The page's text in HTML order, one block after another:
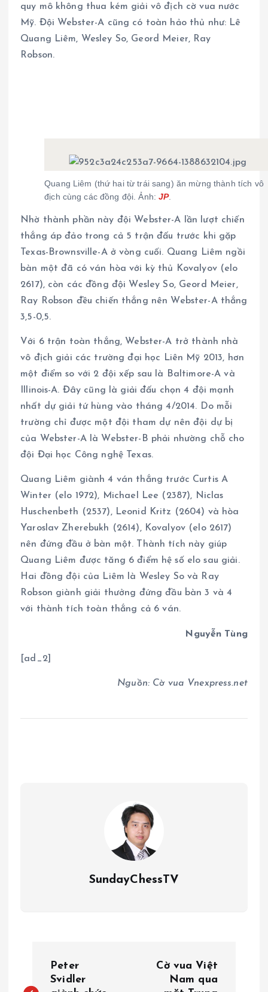
quy mô không thua kém giải vô địch cờ vua nước
Mỹ. Đội Webster-A cũng có toàn hảo thủ như: Lê
Quang Liêm, Wesley So, Geord Meier, Ray
Robson.
Quang Liêm (thứ hai từ trái sang) ăn mừng thành tích vô
địch cùng các đồng đội. Ảnh:JP.
Nhờ thành phần này đội Webster-A lần lượt chiến
thắng áp đảo trong cả 5 trận đấu trước khi gặp
Texas-Brownsville-A ở vòng cuối. Quang Liêm ngồi
bàn một đã có ván hòa với kỳ thủ Kovalyov (elo
2617), còn các đồng đội Wesley So, Geord Meier,
Ray Robson đều chiến thắng nên Webster-A thắng
3,5-0,5.
Với 6 trận toàn thắng, Webster-A trở thành nhà
vô địch giải các trường đại học Liên Mỹ 2013, hơn
một điểm so với 2 đội xếp sau là Baltimore-A và
Illinois-A. Đây cũng là giải đấu chọn 4 đội mạnh
nhất dự giải tứ hùng vào tháng 4/2014. Do mỗi
trường chỉ được một đội tham dự nên đội dự bị
của Webster-A là Webster-B phải nhường chỗ cho
đội Đại học Công nghệ Texas.
Quang Liêm giành 4 ván thắng trước Curtis A
Winter (elo 1972), Michael Lee (2387), Niclas
Huschenbeth (2537), Leonid Kritz (2604) và hòa
Yaroslav Zherebukh (2614), Kovalyov (elo 2617)
nên đứng đầu ở bàn một. Thành tích này giúp
Quang Liêm được tăng 6 điểm hệ số elo sau giải.
Hai đồng đội của Liêm là Wesley So và Ray
Robson giành giải thưởng đứng đầu bàn 3 và 4
với thành tích toàn thắng cả 6 ván.
Nguyễn Tùng
[ad_2]
Nguồn: Cờ vua Vnexpress.net
SundayChessTV
i
Peter
Svidler
Cờ vua Việt
Nam qua